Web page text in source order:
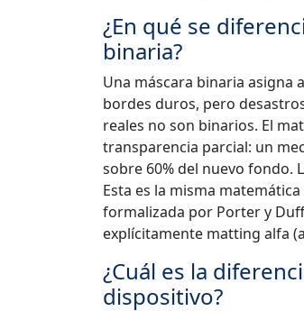
¿En qué se
binaria?
Una máscara binaria asigna
bordes duros, pero
reales no son binarios. El
transparencia parcial: un
sobre 60% del nuevo fondo.
Esta es la misma
formalizada por Porter y
explícitamente matting alfa
¿Cuál es la
dispositivo?